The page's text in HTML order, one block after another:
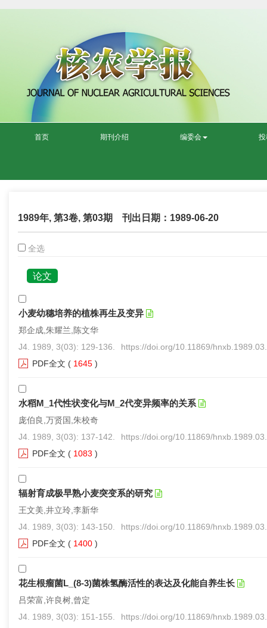
首页 期刊介绍 编委会
1989年, 第3卷, 第03期 刊出日期：1989-06-20
全选
论文
小麦幼穗培养的植株再生及变异
郑企成,朱耀兰,陈文华
J4. 1989, 3(03): 129-136.
https://doi.org/10.11869/
PDF全文 ( 1645 )
水稻M_1代性状变化与M_2代变异频率的关系
庞伯良,万贤国,朱校奇
J4. 1989, 3(03): 137-142.
https://doi.org/10.11869/
PDF全文 ( 1083 )
辐射育成极早熟小麦突变系的研究
王文美,井立玲,李新华
J4. 1989, 3(03): 143-150.
https://doi.org/10.11869/
PDF全文 ( 1400 )
花生根瘤菌L_(8-3)菌株氢酶活性的表达及化能自养生长
吕荣富,许良树,曾定
J4. 1989, 3(03): 151-155.
https://doi.org/10.11869/